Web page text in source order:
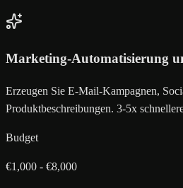
Marketing-Automatisierung
Erzeugen Sie E-Mail-Kampagnen,
Produktbeschreibungen. 3-5x
Budget
€1,000 - €8,000